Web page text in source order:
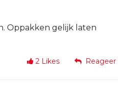
Oppakken gelijk laten
2 Likes Reageer